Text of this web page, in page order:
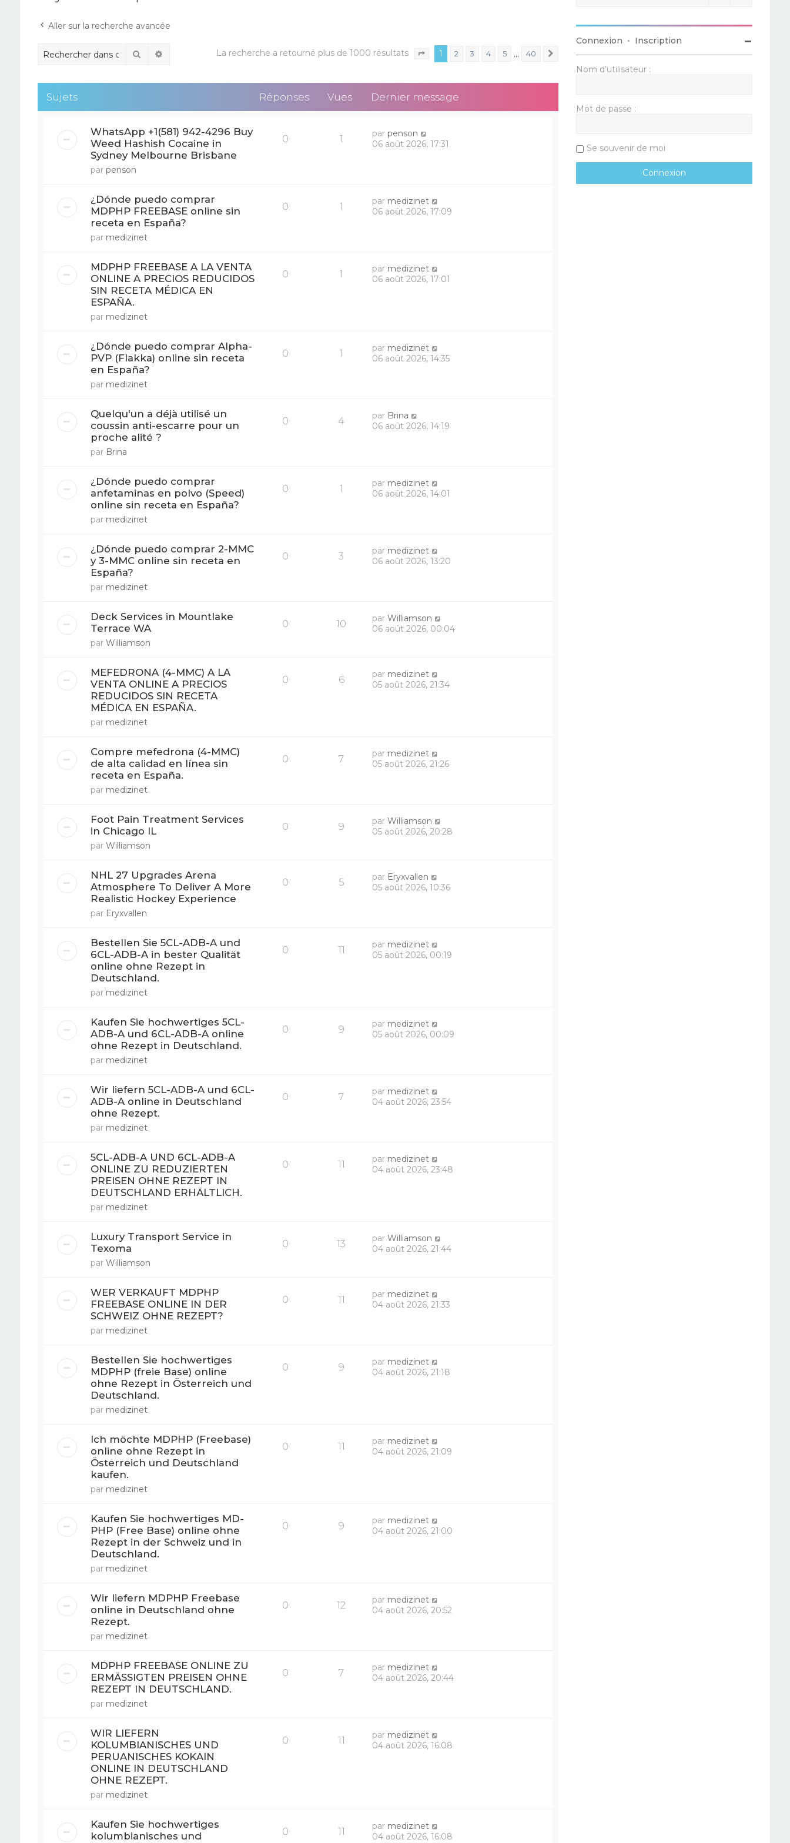
Aller sur la recherche avancée
RechercherRecherche avancéeLa recherche a retourné plus de 1000 résultats Page sur 40
1 2 3 4 5 … 40 Suivant
Sujets Réponses Vues Dernier message
WhatsApp +1(581) 942-4296 Buy
Weed Hashish Cocaine in
Sydney Melbourne Brisbane
par penson
0 1 par penson
06 août 2026, 17:31
¿Dónde puedo comprar
MDPHP FREEBASE online sin
receta en España?
par medizinet
0 1 par medizinet
06 août 2026, 17:09
MDPHP FREEBASE A LA VENTA
ONLINE A PRECIOS REDUCIDOS
SIN RECETA MÉDICA EN
ESPAÑA.
par medizinet
0 1 par medizinet
06 août 2026, 17:01
¿Dónde puedo comprar Alpha-
PVP (Flakka) online sin receta
en España?
par medizinet
0 1 par medizinet
06 août 2026, 14:35
Quelqu'un a déjà utilisé un
coussin anti-escarre pour un
proche alité ?
par Brina
0 4 par Brina
06 août 2026, 14:19
¿Dónde puedo comprar
anfetaminas en polvo (Speed)
online sin receta en España?
par medizinet
0 1 par medizinet
06 août 2026, 14:01
¿Dónde puedo comprar 2-MMC
y 3-MMC online sin receta en
España?
par medizinet
0 3 par medizinet
06 août 2026, 13:20
Deck Services in Mountlake
Terrace WA
par Williamson
0 10 parWilliamson
06 août 2026, 00:04
MEFEDRONA (4-MMC) A LA
VENTA ONLINE A PRECIOS
REDUCIDOS SIN RECETA
MÉDICA EN ESPAÑA.
par medizinet
0 6 par medizinet
05 août 2026, 21:34
Compre mefedrona (4-MMC)
de alta calidad en línea sin
receta en España.
par medizinet
0 7 par medizinet
05 août 2026, 21:26
Foot Pain Treatment Services
in Chicago IL
par Williamson
0 9 parWilliamson
05 août 2026, 20:28
NHL 27 Upgrades Arena
Atmosphere To Deliver A More
Realistic Hockey Experience
par Eryxvallen
0 5 par Eryxvallen
05 août 2026, 10:36
Bestellen Sie 5CL-ADB-A und
6CL-ADB-A in bester Qualität
online ohne Rezept in
Deutschland.
par medizinet
0 11 par medizinet
05 août 2026, 00:19
Kaufen Sie hochwertiges 5CL-
ADB-A und 6CL-ADB-A online
ohne Rezept in Deutschland.
par medizinet
0 9 par medizinet
05 août 2026, 00:09
Wir liefern 5CL-ADB-A und 6CL-
ADB-A online in Deutschland
ohne Rezept.
par medizinet
0 7 par medizinet
04 août 2026, 23:54
5CL-ADB-A UND 6CL-ADB-A
ONLINE ZU REDUZIERTEN
PREISEN OHNE REZEPT IN
DEUTSCHLAND ERHÄLTLICH.
par medizinet
0 11 par medizinet
04 août 2026, 23:48
Luxury Transport Service in
Texoma
par Williamson
0 13 parWilliamson
04 août 2026, 21:44
WER VERKAUFT MDPHP
FREEBASE ONLINE IN DER
SCHWEIZ OHNE REZEPT?
par medizinet
0 11 par medizinet
04 août 2026, 21:33
Bestellen Sie hochwertiges
MDPHP (freie Base) online
ohne Rezept in Österreich und
Deutschland.
par medizinet
0 9 par medizinet
04 août 2026, 21:18
Ich möchte MDPHP (Freebase)
online ohne Rezept in
Österreich und Deutschland
kaufen.
par medizinet
0 11 par medizinet
04 août 2026, 21:09
Kaufen Sie hochwertiges MD-
PHP (Free Base) online ohne
Rezept in der Schweiz und in
Deutschland.
par medizinet
0 9 par medizinet
04 août 2026, 21:00
Wir liefern MDPHP Freebase
online in Deutschland ohne
Rezept.
par medizinet
0 12 par medizinet
04 août 2026, 20:52
MDPHP FREEBASE ONLINE ZU
ERMÄSSIGTEN PREISEN OHNE
REZEPT IN DEUTSCHLAND.
par medizinet
0 7 par medizinet
04 août 2026, 20:44
WIR LIEFERN
KOLUMBIANISCHES UND
PERUANISCHES KOKAIN
ONLINE IN DEUTSCHLAND
OHNE REZEPT.
par medizinet
0 11 par medizinet
04 août 2026, 16:08
Kaufen Sie hochwertiges
kolumbianisches und
0 11 par medizinet
04 août 2026, 16:08
Connexion • Inscription
Nom d’utilisateur :
Mot de passe :
Se souvenir de moi